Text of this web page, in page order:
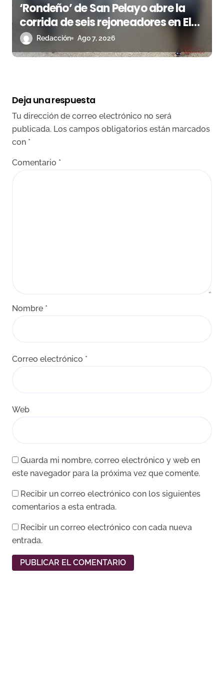
‘Rondeño’ de San Pelayo abre la
corrida de seis rejoneadores en El
Puerto de Santa María esta noche
Redacción Ago 7, 2026
Deja una respuesta
Tu dirección de correo electrónico no será
publicada. Los campos obligatorios están marcados
con *
Comentario *
Nombre *
Correo electrónico *
Web
Guarda mi nombre, correo electrónico y web en
este navegador para la próxima vez que comente.
Recibir un correo electrónico con los siguientes
comentarios a esta entrada.
Recibir un correo electrónico con cada nueva
entrada.